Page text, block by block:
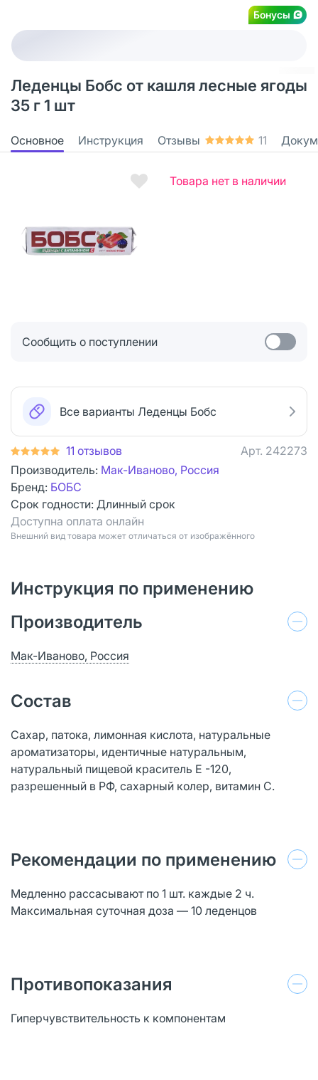
Бонусы
Леденцы Бобс от кашля лесные ягоды
35 г 1 шт
Основное Инструкция Отзывы 11
Товара нет в наличии
Сообщить о поступлении
Все варианты Леденцы Бобс
11 отзывов Арт. 242273
Производитель: Мак-Иваново, Россия
Бренд: БОБС
Срок годности: Длинный срок
Доступна оплата онлайн
Bнешний вид товара может отличаться от изображённого
Инструкция по применению
Производитель
Мак-Иваново, Россия
Состав
Сахар, патока, лимонная кислота, натуральные
ароматизаторы, идентичные натуральным,
натуральный пищевой краситель Е -120,
разрешенный в РФ, сахарный колер, витамин С.
Рекомендации по применению
Медленно рассасывают по 1 шт. каждые 2 ч.
Максимальная суточная доза — 10 леденцов
Противопоказания
Гиперчувствительность к компонентам